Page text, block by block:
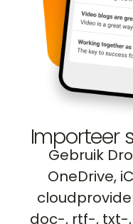
Importeer
Gebruik
OneDrive,
doc-, rtf-, txt-